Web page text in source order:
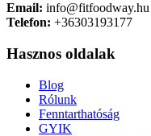
Email: info@fitfoodway.hu
Telefon: +36303193177
Hasznos oldalak
Blog
Rólunk
Fenntarthatóság
GYIK